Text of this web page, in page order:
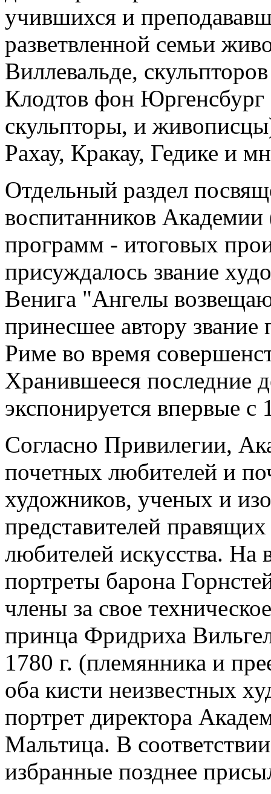
учившихся и
разветвленной семьи
Виллевальде,
Клодтов фон
скульпторы, и
Рахау, Кракау, Гедике и
Отдельный раздел
воспитанников Академии
программ - итоговых
присуждалось звание
Венига "Ангелы
принесшее автору
Риме во время
Хранившееся последние
экспонируется впервые с
Согласно Привилегии,
почетных любителей и
художников, ученых и
представителей
любителей искусства. На
портреты барона
члены за свое
принца Фридриха
1780 г. (племянника и
оба кисти неизвестных
портрет директора
Мальтица. В
избранные позднее